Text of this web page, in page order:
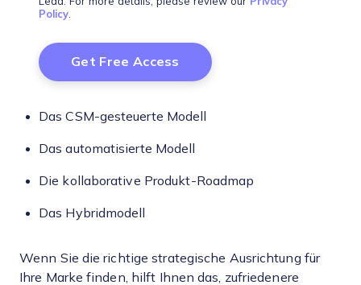
Policy.
Das CSM-gesteuerte Modell
Das automatisierte Modell
Die kollaborative Produkt-Roadmap
Das Hybridmodell
Wenn Sie die richtige strategische Ausrichtung für
Ihre Marke finden, hilft Ihnen das, zufriedenere